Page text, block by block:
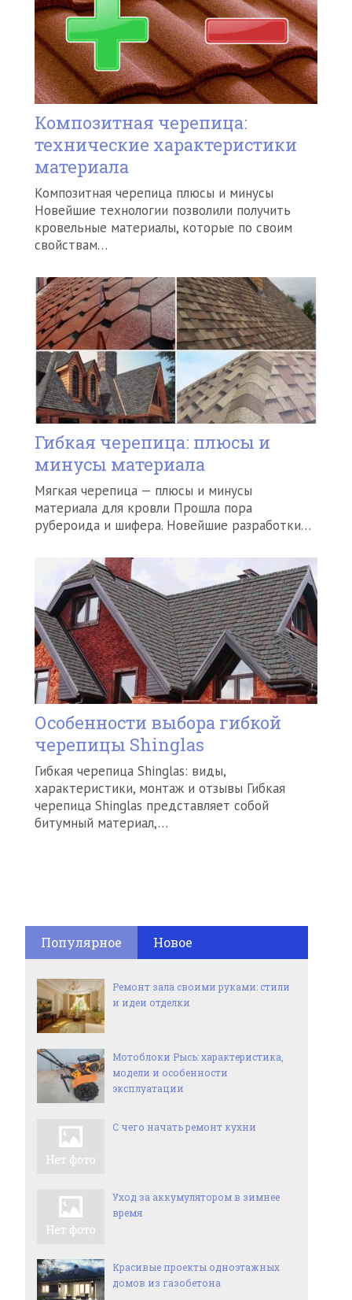
Композитная черепица:
технические характеристики
материала
Композитная черепица плюсы и минусы
Новейшие технологии позволили получить
кровельные материалы, которые по своим
свойствам…
Гибкая черепица: плюсы и
минусы материала
Мягкая черепица — плюсы и минусы
материала для кровли Прошла пора
рубероида и шифера. Новейшие разработки…
Особенности выбора гибкой
черепицы Shinglas
Гибкая черепица Shinglas: виды,
характеристики, монтаж и отзывы Гибкая
черепица Shinglas представляет собой
битумный материал,…
Популярное Новое
Ремонт зала своими руками: стили
и идеи отделки
Мотоблоки Рысь: характеристика,
модели и особенности
эксплуатации
С чего начать ремонт кухни
Уход за аккумулятором в зимнее
время
Красивые проекты одноэтажных
домов из газобетона